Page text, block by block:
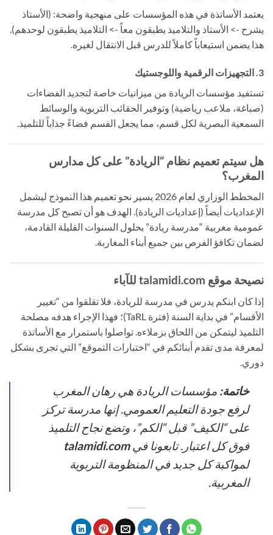
يعتمد الأساتذة في هذه المؤسسات على منهجية واضحة: (الأستاذ
يشرح -> الأستاذ والتلاميذ يطبقون معاً -> التلاميذ يطبقون لوحدهم).
هذا يضمن استيعاباً كاملاً للدرس قبل الانتقال لغيره.
3. التجهيزات الرقمية واللوجستيك
تستفيد مؤسسات الريادة من ميزانيات خاصة لتجديد الفضاءات
(صباغة، ملاعب رياضية) وتوفير الحقائب التربوية والوسائط
السمعية البصرية لكل قسم، مما يجعل القسم فضاءً جذاباً للتلميذ.
هل سيتم تعميم نظام “الريادة” على كل مدارس
المغرب؟
المخطط الوزاري لعام 2026 يسير نحو تعميم هذا النموذج ليشمل
الإعداديات أيضاً (إعداديات الريادة). الهدف هو أن تصبح كل مدرسة
عمومية مغربية “مدرسة ريادة” بحلول السنوات القليلة القادمة،
لضمان تكافؤ الفرص بين جميع أبناء المغاربة.
نصيحة موقع talamidi.com للآباء
إذا كان ابنكم يدرس في مدرسة للريادة، فلا تقلقوا من “تغيير
الأقسام” في بداية السنة (فترة TaRL)؛ فهذا الإجراء هدفه مصلحة
التلميذ ليتمكن من اللحاق بزملاءه. تواصلوا باستمرار مع الأساتذة
لمعرفة مدى تقدم أبنائكم في “اختبارات التموقع” التي تجرى بشكل
دوري.
خاتمة: مؤسسات الريادة هي رهان المغرب
لرفع جودة التعليم العمومي. إنها مدرسة تركز
على “الكيف” قبل “الكم”، وتضع نجاح التلميذ
فوق كل اعتبار. تابعونا فيtalamidi.com
لمواكبة كل جديد في المنظومة التربوية
المغربية.